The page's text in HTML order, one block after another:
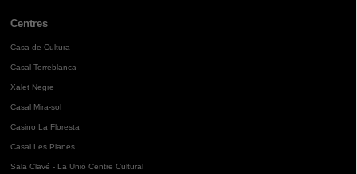
Centres
Casa de Cultura
Casal Torreblanca
Xalet Negre
Casal Mira-sol
Casino La Floresta
Casal Les Planes
Sala Clavé - La Unió Centre Cultural